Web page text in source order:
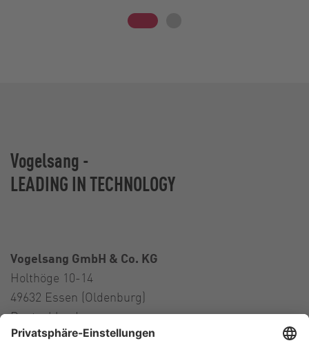
Vogelsang -
LEADING IN TECHNOLOGY
Vogelsang GmbH & Co. KG
Holthöge 10-14
49632 Essen (Oldenburg)
Deutschland